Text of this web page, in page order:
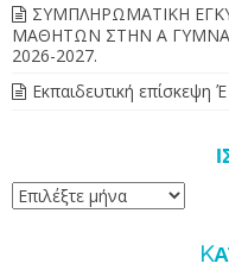
ΣΥΜΠΛΗΡΩΜΑΤΙΚΗ
ΜΑΘΗΤΩΝ ΣΤΗΝ Α
2026-2027.
Εκπαιδευτική επίσκεψη
Ιστορικό